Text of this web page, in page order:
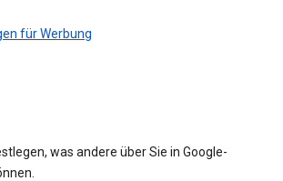
für Werbung
was andere über Sie in Google-